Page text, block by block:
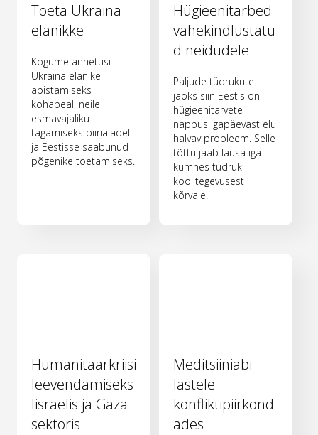
Toeta Ukraina
elanikke
Kogume annetusi
Ukraina elanike
abistamiseks
kohapeal, neile
esmavajaliku
tagamiseks piirialadel
ja Eestisse saabunud
põgenike toetamiseks.
Hügieenitarbed
vähekindlustatu
d neidudele
Paljude tüdrukute
jaoks siin Eestis on
hügieenitarvete
nappus igapäevast elu
halvav probleem. Selle
tõttu jääb lausa iga
kümnes tüdruk
koolitegevusest
kõrvale.
Humanitaarkriisi
leevendamiseks
Iisraelis ja Gaza
sektoris
Meditsiiniabi
lastele
konfliktipiirkond
ades